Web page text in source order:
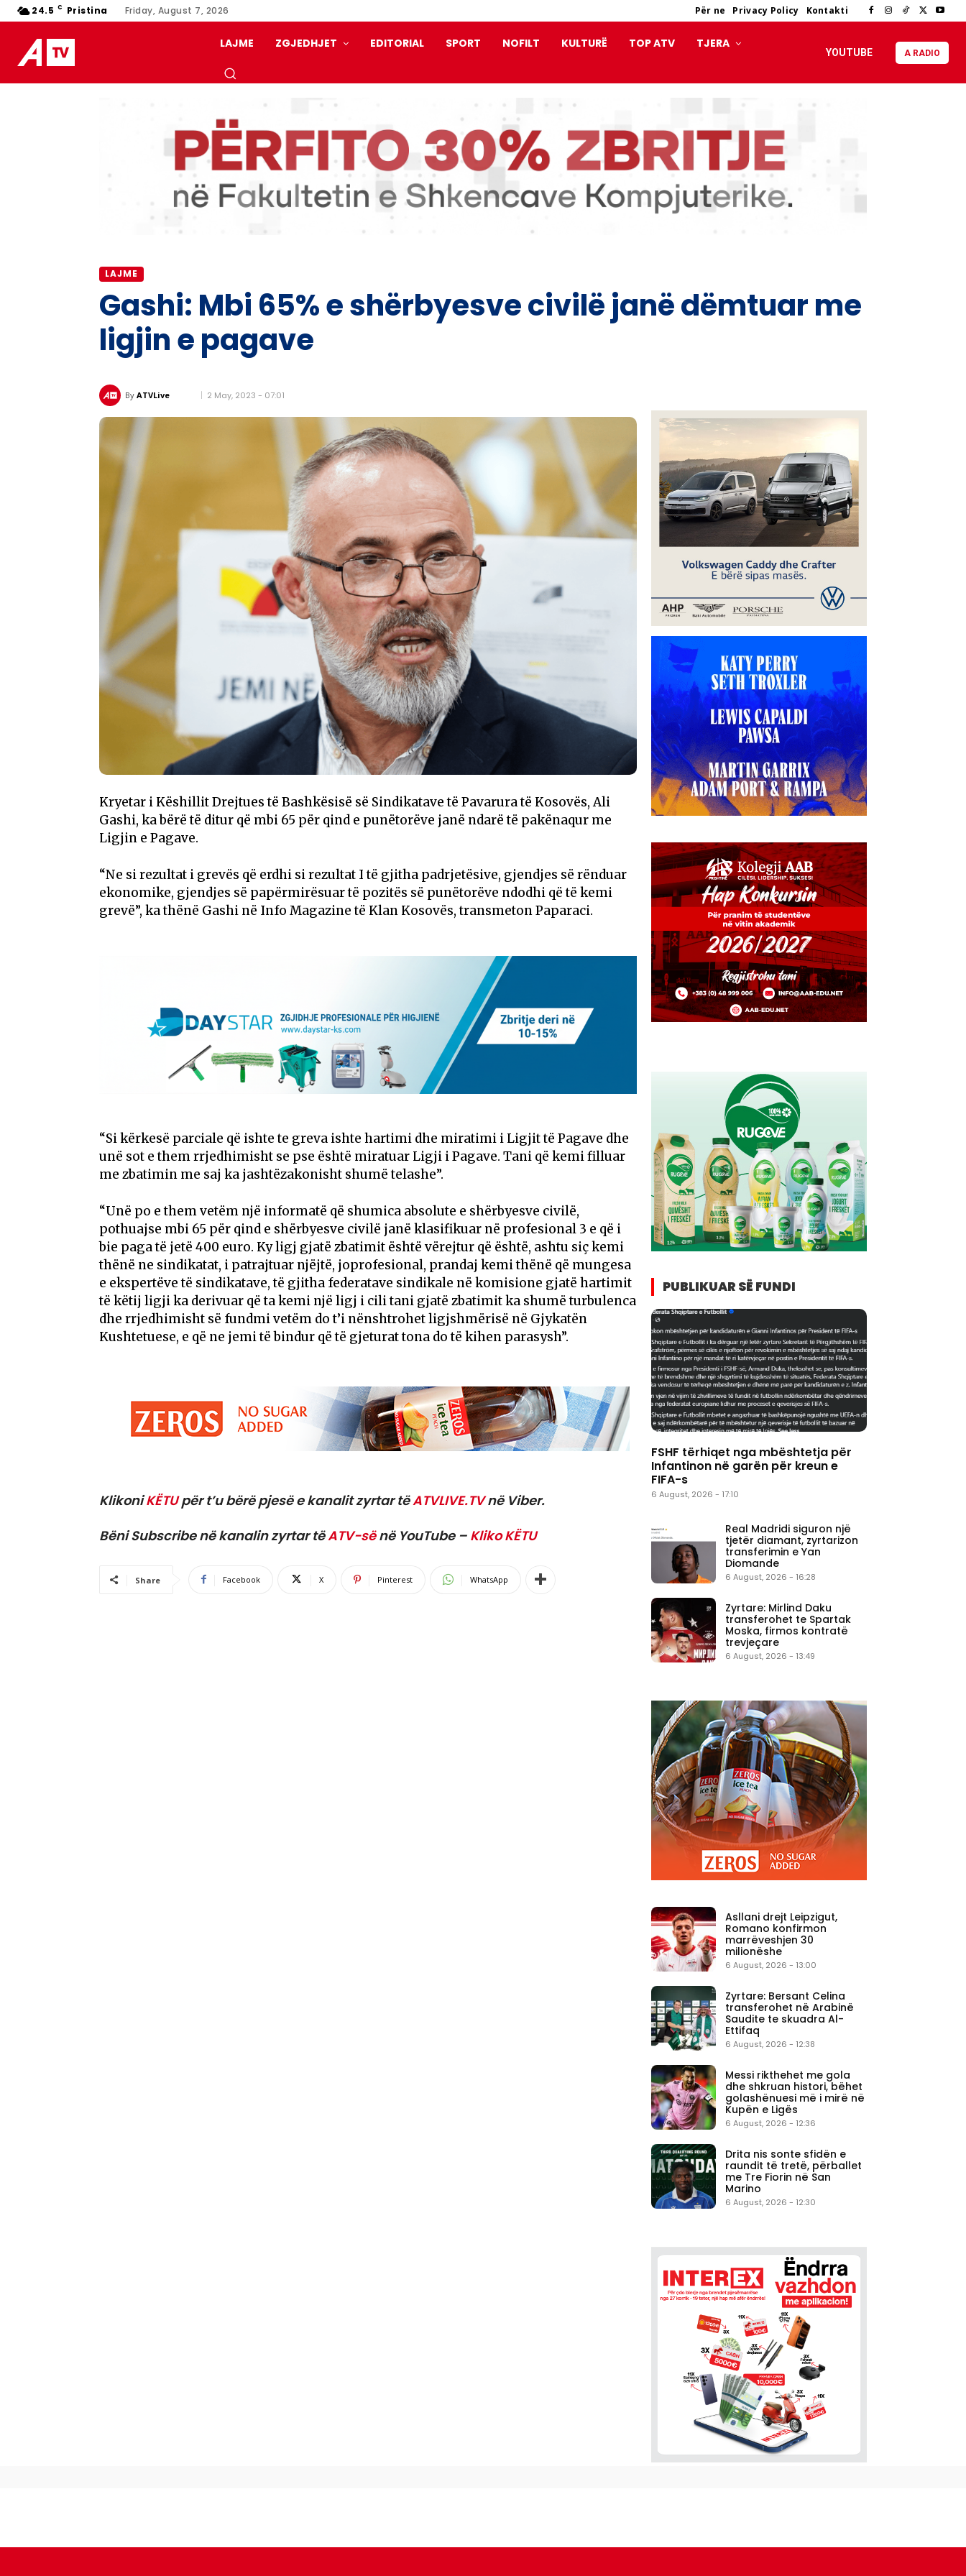
24.5 C Pristina Friday, August 7, 2026 Për ne Privacy Policy Kontakti
LAJME ZGJEDHJET EDITORIAL SPORT NOFILT KULTURË TOP ATV TJERA
YOUTUBE A RADIO
LAJME
Gashi: Mbi 65% e shërbyesve civilë janë dëmtuar me
ligjin e pagave
By ATVLive 2 May, 2023 - 07:01
Kryetar i Këshillit Drejtues të Bashkësisë së Sindikatave të Pavarura të Kosovës, Ali
Gashi, ka bërë të ditur që mbi 65 për qind e punëtorëve janë ndarë të pakënaqur me
Ligjin e Pagave.
“Ne si rezultat i grevës që erdhi si rezultat I të gjitha padrjetësive, gjendjes së rënduar
ekonomike, gjendjes së papërmirësuar të pozitës së punëtorëve ndodhi që të kemi
grevë”, ka thënë Gashi në Info Magazine të Klan Kosovës, transmeton Paparaci.
“Si kërkesë parciale që ishte te greva ishte hartimi dhe miratimi i Ligjit të Pagave dhe
unë sot e them rrjedhimisht se pse është miratuar Ligji i Pagave. Tani që kemi filluar
me zbatimin me saj ka jashtëzakonisht shumë telashe”.
“Unë po e them vetëm një informatë që shumica absolute e shërbyesve civilë,
pothuajse mbi 65 për qind e shërbyesve civilë janë klasifikuar në profesional 3 e që i
bie paga të jetë 400 euro. Ky ligj gjatë zbatimit është vërejtur që është, ashtu siç kemi
thënë ne sindikatat, i patrajtuar njëjtë, joprofesional, prandaj kemi thënë që mungesa
e ekspertëve të sindikatave, të gjitha federatave sindikale në komisione gjatë hartimit
të këtij ligji ka derivuar që ta kemi një ligj i cili tani gjatë zbatimit ka shumë turbulenca
dhe rrjedhimisht së fundmi vetëm do t’i nënshtrohet ligjshmërisë në Gjykatën
Kushtetuese, e që ne jemi të bindur që të gjeturat tona do të kihen parasysh”.
KlikoniKËTUpër t’u bërë pjesë e kanalit zyrtar tëATVLIVE.TVnë Viber.
Bëni Subscribe në kanalin zyrtar tëATV-sënë YouTube – Kliko KËTU
Share Facebook X Pinterest WhatsApp
PUBLIKUAR SË FUNDI
FSHF tërhiqet nga mbështetja për
Infantinon në garën për kreun e
FIFA-s
6 August, 2026 - 17:10
Real Madridi siguron një
tjetër diamant, zyrtarizon
transferimin e Yan
Diomande
6 August, 2026 - 16:28
Zyrtare: Mirlind Daku
transferohet te Spartak
Moska, firmos kontratë
trevjeçare
6 August, 2026 - 13:49
Asllani drejt Leipzigut,
Romano konfirmon
marrëveshjen 30
milionëshe
6 August, 2026 - 13:00
Zyrtare: Bersant Celina
transferohet në Arabinë
Saudite te skuadra Al-
Ettifaq
6 August, 2026 - 12:38
Messi rikthehet me gola
dhe shkruan histori, bëhet
golashënuesi më i mirë në
Kupën e Ligës
6 August, 2026 - 12:36
Drita nis sonte sfidën e
raundit të tretë, përballet
me Tre Fiorin në San
Marino
6 August, 2026 - 12:30